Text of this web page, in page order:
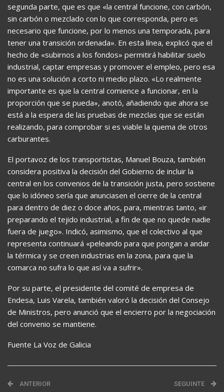
segunda parte, que es que «la central funcione, con carbón,
sin carbón o mezclado con lo que corresponda, pero es
necesario que funcione, por lo menos una temporada, para
tener una transición ordenada». En esta línea, explicó que el
hecho de «subirnos a los fondos» permitirá habilitar suelo
industrial, captar empresas y promover el empleo, pero esa
no es una solución a corto ni medio plazo. «Lo realmente
importante es que la central comience a funcionar, en la
proporción que se pueda», anotó, añadiendo que ahora se
está a la espera de las pruebas de mezclas que se están
realizando, para comprobar si es viable la quema de otros
carburantes.
El portavoz de los transportistas, Manuel Bouza, también
considera positiva la decisión del Gobierno de incluir la
central en los convenios de la transición justa, pero sostiene
que lo idóneo sería que anunciasen el cierre de la central
para dentro de diez o doce años, para, mientras tanto, «ir
preparando el tejido industrial, a fin de que no quede nadie
fuera de juego». Indicó, asimismo, que el colectivo al que
representa continuará «peleando para que pongan a andar
la térmica y se creen industrias en la zona, para que la
comarca no sufra lo que así va a sufrir».
Por su parte, el presidente del comité de empresa de
Endesa, Luis Varela, también valoró la decisión del Consejo
de Ministros, pero anunció que el encierro por la negociación
del convenio se mantiene.
Fuente La Voz de Galicia
ANTERIOR SEGUINTE